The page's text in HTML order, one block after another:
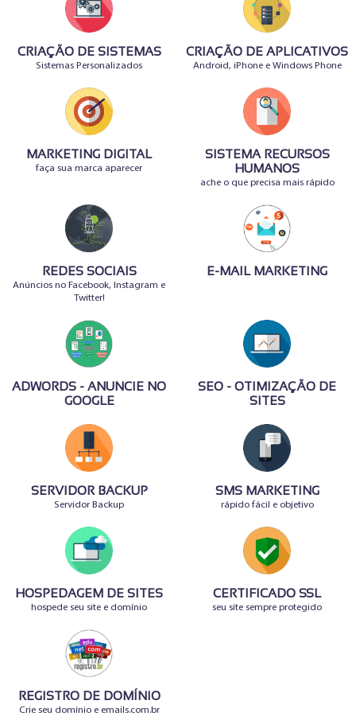
CRIAÇÃO DE SISTEMAS
Sistemas Personalizados
CRIAÇÃO DE APLICATIVOS
Android, iPhone e Windows Phone
MARKETING DIGITAL
faça sua marca aparecer
SISTEMA RECURSOS
HUMANOS
ache o que precisa mais rápido
REDES SOCIAIS
Anúncios no Facebook, Instagram e
Twitter!
E-MAIL MARKETING
ADWORDS - ANUNCIE NO
GOOGLE
SEO - OTIMIZAÇÃO DE
SITES
SERVIDOR BACKUP
Servidor Backup
SMS MARKETING
rápido fácil e objetivo
HOSPEDAGEM DE SITES
hospede seu site e domínio
CERTIFICADO SSL
seu site sempre protegido
REGISTRO DE DOMÍNIO
Crie seu domínio e emails.com.br